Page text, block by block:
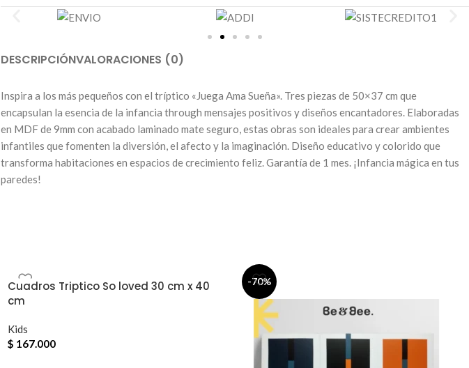
DESCRIPCIÓNVALORACIONES (0)
Inspira a los más pequeños con el tríptico «Juega Ama Sueña». Tres piezas de 50×37 cm que
encapsulan la esencia de la infancia through mensajes positivos y diseños encantadores. Elaboradas
en MDF de 9mm con acabado laminado mate seguro, estas obras son ideales para crear ambientes
infantiles que fomenten la diversión, el afecto y la imaginación. Diseño educativo y colorido que
transforma habitaciones en espacios de crecimiento feliz. Garantía de 1 mes. ¡Infancia mágica en tus
paredes!
Cuadros Triptico So loved 30 cm x 40
cm
Kids
$ 167.000
-70%